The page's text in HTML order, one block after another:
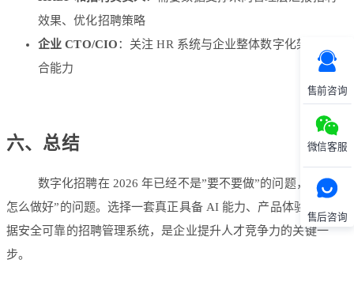
售前咨询
微信客服
售后咨询
效果、优化招聘策略
企业 CTO/CIO：关注 HR 系统与企业整体数字化架构的融
合能力
六、总结
数字化招聘在 2026 年已经不是”要不要做”的问题，而是”
怎么做好”的问题。选择一套真正具备 AI 能力、产品体验好、数
据安全可靠的招聘管理系统，是企业提升人才竞争力的关键一
步。